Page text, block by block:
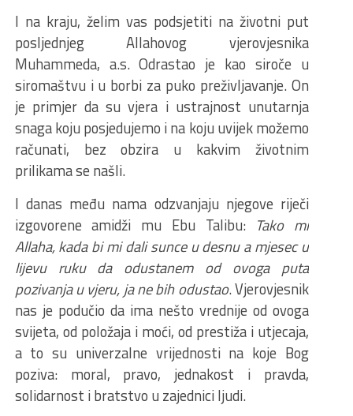
I na kraju, želim vas podsjetiti na životni put
posljednjeg Allahovog vjerovjesnika
Muhammeda, a.s. Odrastao je kao siroče u
siromaštvu i u borbi za puko preživljavanje. On
je primjer da su vjera i ustrajnost unutarnja
snaga koju posjedujemo i na koju uvijek možemo
računati, bez obzira u kakvim životnim
prilikama se našli.
I danas među nama odzvanjaju njegove riječi
izgovorene amidži mu Ebu Talibu: Tako mi
Allaha, kada bi mi dali sunce u desnu a mjesec u
lijevu ruku da odustanem od ovoga puta
pozivanja u vjeru, ja ne bih odustao. Vjerovjesnik
nas je podučio da ima nešto vrednije od ovoga
svijeta, od položaja i moći, od prestiža i utjecaja,
a to su univerzalne vrijednosti na koje Bog
poziva: moral, pravo, jednakost i pravda,
solidarnost i bratstvo u zajednici ljudi.